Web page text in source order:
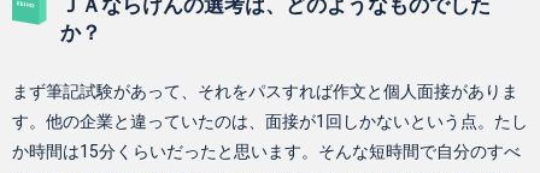
ＪＡならけんの選考は、どのようなものでした
か？
まず筆記試験があって、それをパスすれば作文と個人面接がありま
す。他の企業と違っていたのは、面接が1回しかないという点。たし
か時間は15分くらいだったと思います。そんな短時間で自分のすべ